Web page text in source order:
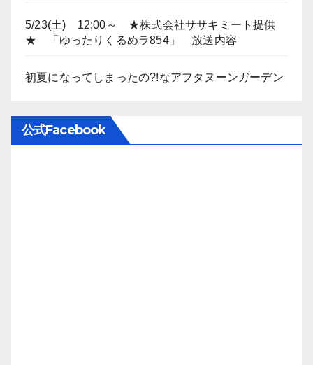
5/23(土) 12:00～ ★株式会社ササキミート提供
★ 「ゆったりくるめラ854」 放送内容
初夏になってしまったの?!なアフタヌーンガーデン
公式Facebook